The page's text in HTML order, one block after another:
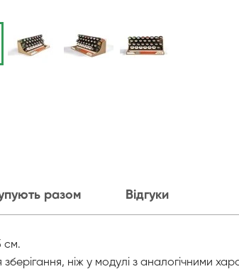
разом Відгуки
см.
зберігання, ніж у модулі з аналогічними